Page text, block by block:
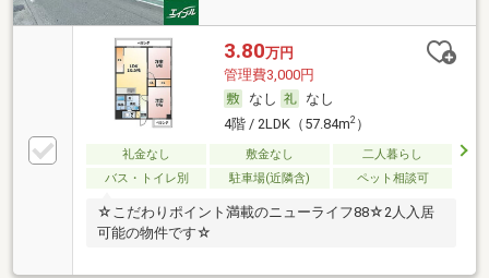
3.80万円
管理費3,000円
なし
なし
4階 / 2LDK（57.84m2）
礼金なし 敷金なし
二人暮らし
バス・トイレ別
駐車場(近隣含) ペット相談可
☆こだわりポイント満載のニューライフ88☆2人入居
可能の物件です☆